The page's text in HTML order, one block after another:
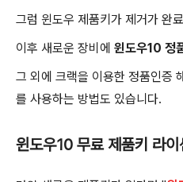
그럼 윈도우 제품키가 제거가 완
이후 새로운 장비에 윈도우10 정
그 외에 크랙을 이용한 정품인증
를 사용하는 방법도 있습니다.
윈도우10 무료 제품키 라이